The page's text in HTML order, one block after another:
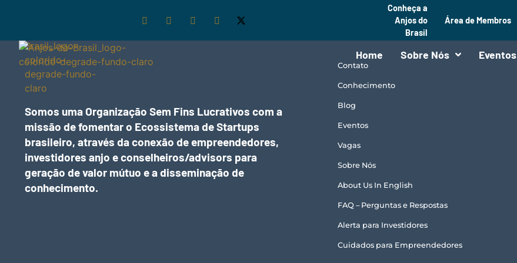
Conheça a
Anjos do
Brasil
Área de Membros
Home Sobre Nós Eventos
Somos uma Organização Sem Fins Lucrativos com a
missão de fomentar o Ecossistema de Startups
brasileiro, através da conexão de empreendedores,
investidores anjo e conselheiros/advisors para
geração de valor mútuo e a disseminação de
conhecimento.
Contato
Conhecimento
Blog
Eventos
Vagas
Sobre Nós
About Us In English
FAQ – Perguntas e Respostas
Alerta para Investidores
Cuidados para Empreendedores